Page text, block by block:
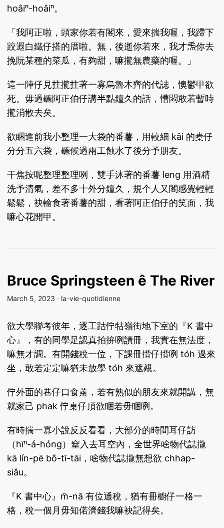
hoâiⁿ-hoâiⁿ。
「我阿正啦，頭家你若有閣來，愛來揣我喔，我蹛下
跤遐白鐵仔搭的厝啦。無，後逝你若來，我才𤆬你去
挽阮某種的菜瓜，有夠甜，嘛攏無農藥的喔。」
這一陣仔見拄攏拄著一寡烏魯木齊的代誌，懊鬱甲欲
死。毋過聽阿正伯仔講半點鐘久的話，慒悶敢若暫時
攏消散去矣。
欲睏進前我小整理一大袋的番薯，用較細 kâi 的橐仔
分分五六袋，聽候過兩工蝕水了後分予朋友。
干焦按呢整理整理咧，雙手沐著的番薯 leng 用酒精
洗予清氣，差不多十外分鐘久，規个人又閣感覺輕輕
鬆鬆，袂輸食著番薯的甜，看著阿正伯仔的笑面，我
嘛心花開甲。
Bruce Springsteen ê The River
March 5, 2023 · la-vie-quotidienne
欲大學聯考彼年，逐工跍佇牯嶺街地下室的『K 書中
心』，有的同學足認真拍拚咧讀冊，我實在無法度，
嘛無才調。有開錢稅一位，下課冊揹仔揹咧 to̍h 過來
坐，敢若定定嘛猶未放學 to̍h 來遮覕。
佇外面的巷仔口食薰，若有熟似的朋友來就開講，無
就家己 phak 佇桌仔頂欲睏若毋睏咧。
有時揣一寡小說反反看看，大部分的時間耳仔訪
（hīⁿ-á-hóng）窒入去耳空內，全世界啥物代誌攏
kā lín-pē bô-tī-tāi，啥物代誌攏無想欲 chhap-
siâu。
『K 書中心』m̄-nā 有位通稅，猶有冊櫥仔一格一
格，稅一個月毋知偌濟錢我嘛袂記得矣。